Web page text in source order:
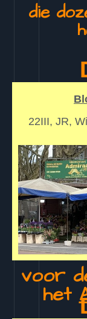
die
22III, JR,
voor
het